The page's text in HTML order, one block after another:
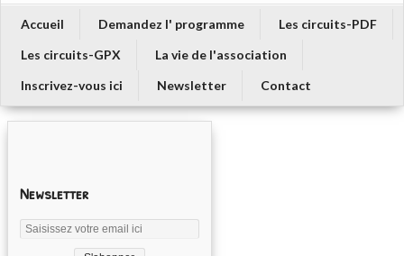
Accueil Demandez l' programme
Les circuits-PDF
Les circuits-GPX
La vie de l'association
Inscrivez-vous ici
Newsletter Contact
Newsletter